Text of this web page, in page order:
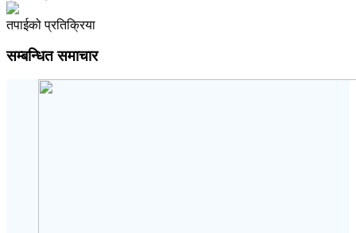
तपाईको प्रतिक्रिया
सम्बन्धित समाचार